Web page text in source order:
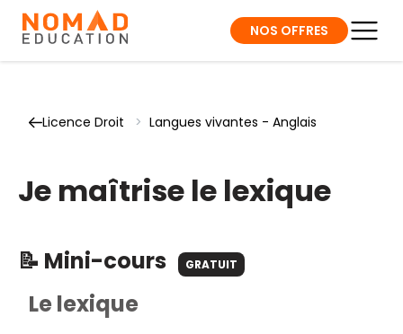
NOS OFFRES
Licence Droit > Langues vivantes - Anglais
Je maîtrise le lexique
📝 Mini-cours GRATUIT
Le lexique